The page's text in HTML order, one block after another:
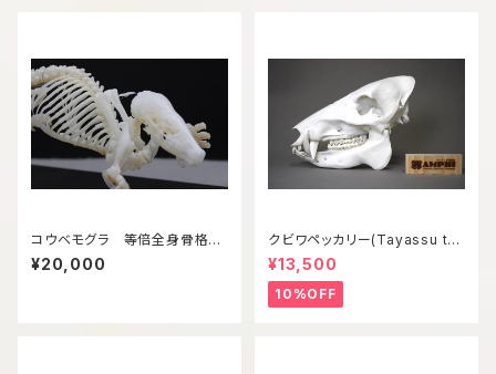
コウベモグラ 等倍全身骨格模
型
¥20,000
クビワペッカリー(Tayassu taj
acui) 等倍頭骨模型
¥13,500
10%OFF